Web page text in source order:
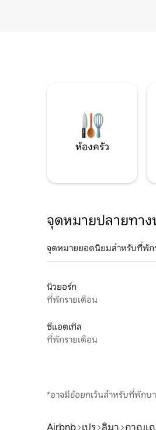
ห้องครัว
จุดหมายปลายทาง
จุดหมายยอดนิยมสำหรับที่พัก
นิวยอร์ก
ที่พักรายเดือน
ซีแอตเทิล
ที่พักรายเดือน
*อาจมีข้อยกเว้นสำหรับที่พักบ
Airbnb